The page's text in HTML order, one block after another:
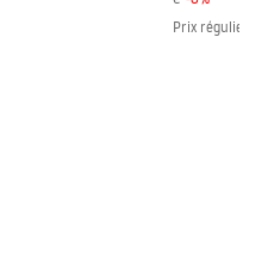
Prix régulier